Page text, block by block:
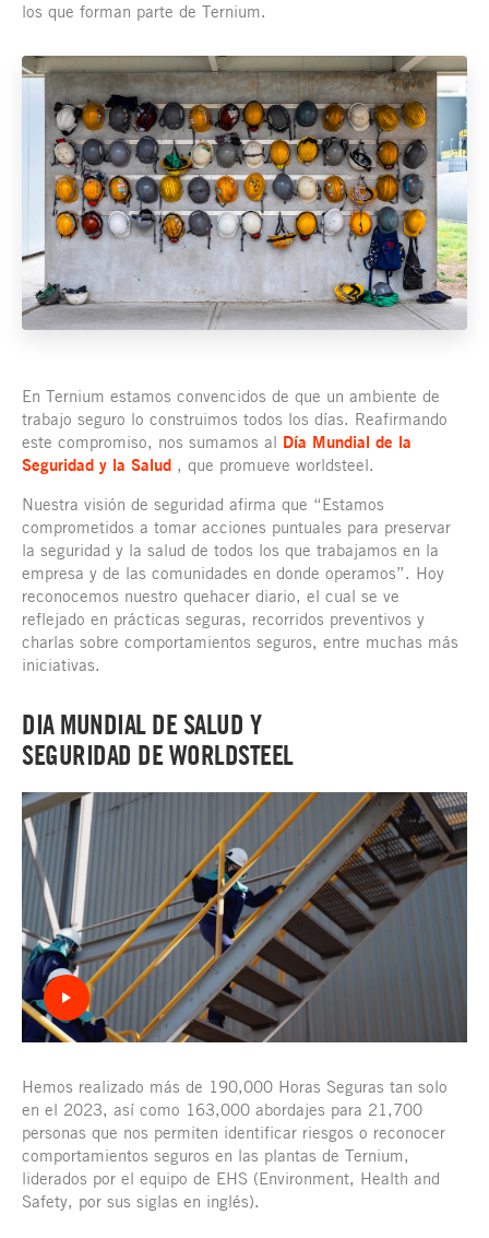
los que forman parte de Ternium.
En Ternium estamos convencidos de que un ambiente de
trabajo seguro lo construimos todos los días. Reafirmando
este compromiso, nos sumamos al Día Mundial de la
Seguridad y la Salud , que promueve worldsteel.
Nuestra visión de seguridad afirma que “Estamos
comprometidos a tomar acciones puntuales para preservar
la seguridad y la salud de todos los que trabajamos en la
empresa y de las comunidades en donde operamos”. Hoy
reconocemos nuestro quehacer diario, el cual se ve
reflejado en prácticas seguras, recorridos preventivos y
charlas sobre comportamientos seguros, entre muchas más
iniciativas.
DIA MUNDIAL DE SALUD Y
SEGURIDAD DE WORLDSTEEL
Hemos realizado más de 190,000 Horas Seguras tan solo
en el 2023, así como 163,000 abordajes para 21,700
personas que nos permiten identificar riesgos o reconocer
comportamientos seguros en las plantas de Ternium,
liderados por el equipo de EHS (Environment, Health and
Safety, por sus siglas en inglés).